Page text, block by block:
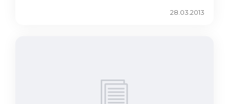
28.03.2013